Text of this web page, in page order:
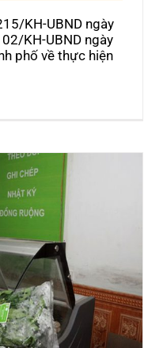
KH-UBND ngày
KH-UBND ngày
phố về thực hiện
chuyên sản xuất
quy trình xác thực
giả